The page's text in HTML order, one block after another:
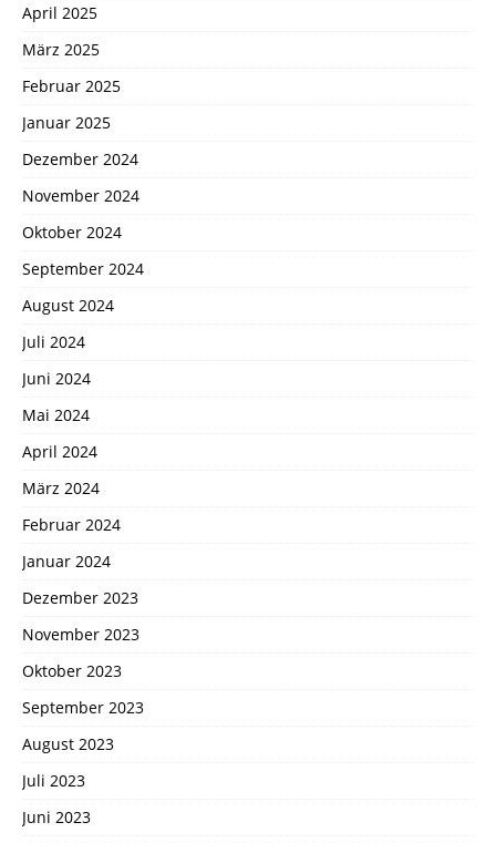
April 2025
März 2025
Februar 2025
Januar 2025
Dezember 2024
November 2024
Oktober 2024
September 2024
August 2024
Juli 2024
Juni 2024
Mai 2024
April 2024
März 2024
Februar 2024
Januar 2024
Dezember 2023
November 2023
Oktober 2023
September 2023
August 2023
Juli 2023
Juni 2023